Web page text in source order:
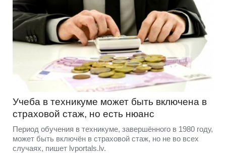
Учеба в техникуме может быть включена в
страховой стаж, но есть нюанс
Период обучения в техникуме, завершённого в 1980 году,
может быть включён в страховой стаж, но не во всех
случаях, пишет lvportals.lv.